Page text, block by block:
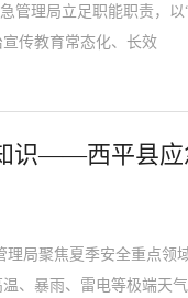
理局立足职能职责，以
传教育常态化、长效
识——西平县应
聚焦夏季安全重点领
、暴雨、雷电等极端天